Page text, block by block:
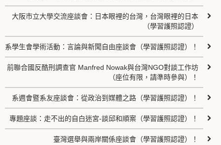
大阪市立大學交流座談會：日本眼裡的台灣，台灣眼裡的日本
（學習護照認證）
系學生會學術活動：言論與新聞自由座談會（學習護照認證）！
前聯合國反酷刑調查官 Manfred Nowak與台灣NGO對談工作坊
（座位有限，請準時參與）！
系週會暨系友座談會：從政治到媒體之路（學習護照認證）！
專題座談：走不出的自白迷宮-談邱和順案（學習護照認證）！
臺灣選舉與兩岸關係座談會（學習護照認證）！